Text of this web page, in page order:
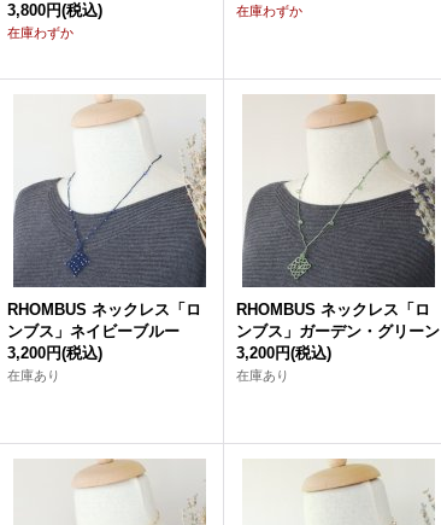
3,800円(税込)
在庫わずか
在庫わずか
RHOMBUS ネックレス「ロ
ンブス」ネイビーブルー
3,200円(税込)
在庫あり
RHOMBUS ネックレス「ロ
ンブス」ガーデン・グリーン
3,200円(税込)
在庫あり